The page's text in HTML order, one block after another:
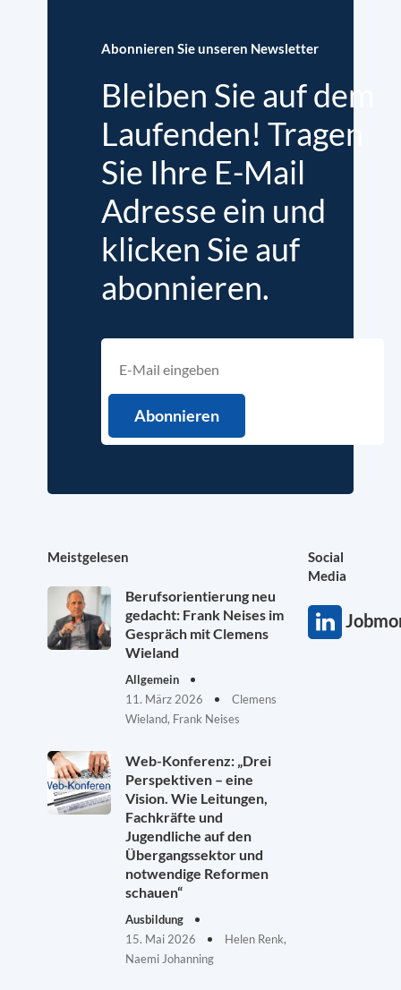
Abonnieren Sie unseren Newsletter
Bleiben Sie auf dem
Laufenden! Tragen
Sie Ihre E-Mail
Adresse ein und
klicken Sie auf
abonnieren.
Meistgelesen
Berufsorientierung neu
gedacht: Frank Neises im
Gespräch mit Clemens
Wieland
Allgemein
11. März 2026
Clemens
Wieland, Frank Neises
Web-Konferenz: „Drei
Perspektiven – eine
Vision. Wie Leitungen,
Fachkräfte und
Jugendliche auf den
Übergangssektor und
notwendige Reformen
schauen“
Ausbildung
15. Mai 2026
Helen Renk,
Naemi Johanning
Social
Media